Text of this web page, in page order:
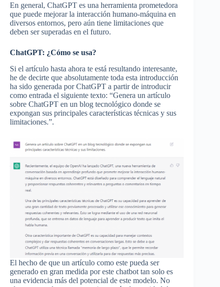
En general, ChatGPT es una herramienta prometedora
que puede mejorar la interacción humano-máquina en
diversos entornos, pero aún tiene limitaciones que
deben ser superadas en el futuro.
ChatGPT: ¿Cómo se usa?
Si el artículo hasta ahora te está resultando interesante,
he de decirte que absolutamente toda esta introducción
ha sido generada por ChatGPT a partir de introducir
como entrada el siguiente texto: “Genera un artículo
sobre ChatGPT en un blog tecnológico donde se
expongan sus principales características técnicas y sus
limitaciones.”.
El hecho de que un artículo como este pueda ser
generado en gran medida por este chatbot tan solo es
una evidencia más del potencial de este modelo. No